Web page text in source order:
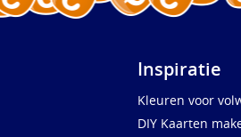
Inspiratie
Kleuren voor
DIY Kaarten